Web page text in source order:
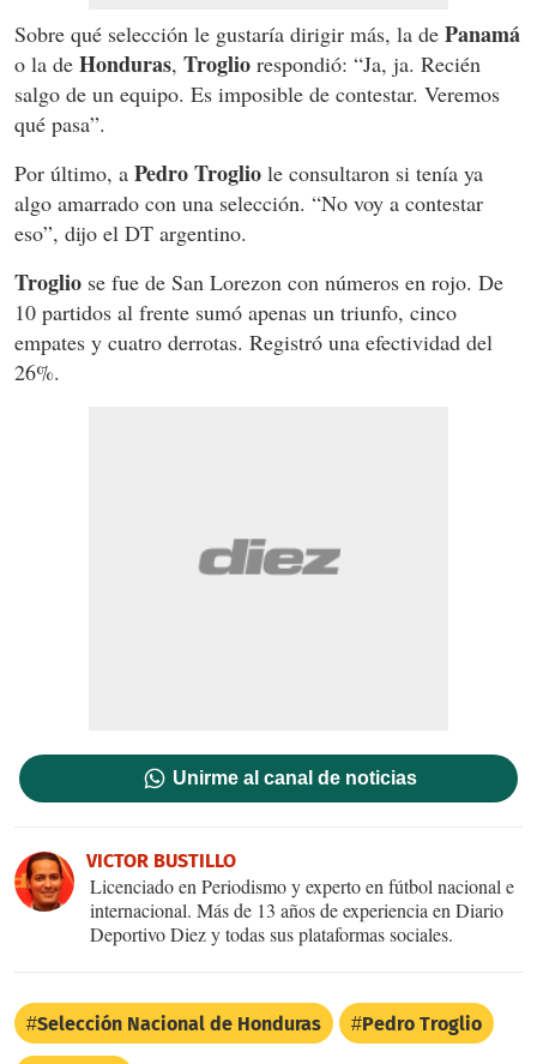
Sobre qué selección le gustaría dirigir más, la de Panamá
o la de Honduras, Troglio respondió: “Ja, ja. Recién
salgo de un equipo. Es imposible de contestar. Veremos
qué pasa”.
Por último, a Pedro Troglio le consultaron si tenía ya
algo amarrado con una selección. “No voy a contestar
eso”, dijo el DT argentino.
Troglio se fue de San Lorezon con números en rojo. De
10 partidos al frente sumó apenas un triunfo, cinco
empates y cuatro derrotas. Registró una efectividad del
26%.
Unirme al canal de noticias
VICTOR BUSTILLO
Licenciado en Periodismo y experto en fútbol nacional e
internacional. Más de 13 años de experiencia en Diario
Deportivo Diez y todas sus plataformas sociales.
Selección Nacional de Honduras Pedro Troglio